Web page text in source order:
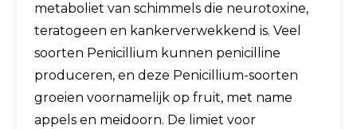
metaboliet van schimmels die neurotoxine,
teratogeen en kankerverwekkend is. Veel
soorten Penicillium kunnen penicilline
produceren, en deze Penicillium-soorten
groeien voornamelijk op fruit, met name
appels en meidoorn. De limiet voor